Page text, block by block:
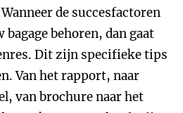
de succesfactoren
behoren, dan gaat
Dit zijn specifieke tips
Van het rapport, naar
van brochure naar het